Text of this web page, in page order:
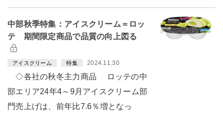
中部秋季特集：アイスクリーム＝ロッ
テ 期間限定商品で品質の向上図る
アイスクリーム 特集 2024.11.30
◇各社の秋冬主力商品 ロッテの中
部エリア24年4～9月アイスクリーム部
門売上げは、前年比7.6％増となっ